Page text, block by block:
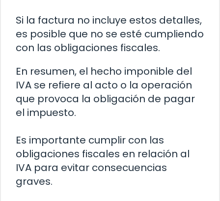
Si la factura no incluye estos detalles,
es posible que no se esté cumpliendo
con las obligaciones fiscales.
En resumen, el hecho imponible del
IVA se refiere al acto o la operación
que provoca la obligación de pagar
el impuesto.
Es importante cumplir con las
obligaciones fiscales en relación al
IVA para evitar consecuencias
graves.